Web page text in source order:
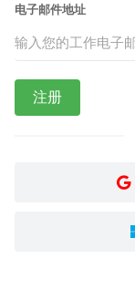
电子邮件地址
注册